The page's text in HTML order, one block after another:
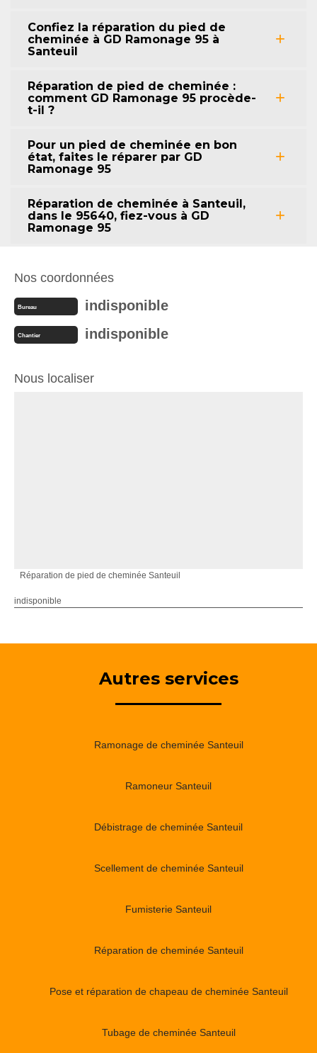
Confiez la réparation du pied de
cheminée à GD Ramonage 95 à
Santeuil
Réparation de pied de cheminée :
comment GD Ramonage 95 procède-
t-il ?
Pour un pied de cheminée en bon
état, faites le réparer par GD
Ramonage 95
Réparation de cheminée à Santeuil,
dans le 95640, fiez-vous à GD
Ramonage 95
Nos coordonnées
Bureau indisponible
Chantier indisponible
Nous localiser
Réparation de pied de cheminée Santeuil
indisponible
Autres services
Ramonage de cheminée Santeuil
Ramoneur Santeuil
Débistrage de cheminée Santeuil
Scellement de cheminée Santeuil
Fumisterie Santeuil
Réparation de cheminée Santeuil
Pose et réparation de chapeau de cheminée Santeuil
Tubage de cheminée Santeuil